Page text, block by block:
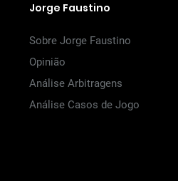
Jorge Faustino
Sobre Jorge Faustino
Opinião
Análise Arbitragens
Análise Casos de Jogo